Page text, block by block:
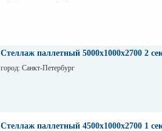
Стеллаж паллетный 5000х1000х2700 2
город: Санкт-Петербург
Стеллаж паллетный 4500х1000х2700 1